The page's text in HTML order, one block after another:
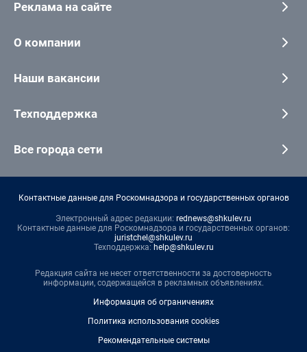
Реклама на сайте
О компании
Наши вакансии
Техподдержка
Все города сети
Контактные данные для Роскомнадзора и государственных органов
Электронный адрес редакции: rednews@shkulev.ru
Контактные данные для Роскомнадзора и государственных органов:
juristchel@shkulev.ru
Техподдержка: help@shkulev.ru
Редакция сайта не несет ответственности за достоверность
информации, содержащейся в рекламных объявлениях.
Информация об ограничениях
Политика использования cookies
Рекомендательные системы